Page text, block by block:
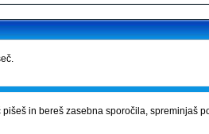
in bereš zasebna sporočila, spreminjaš